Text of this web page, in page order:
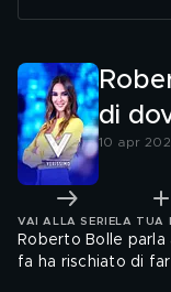
di
10 apr
VAI ALLA SERIE LA TUA
Roberto Bolle parla
fa ha rischiato di